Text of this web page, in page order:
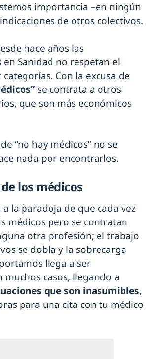
importancia –en ningún
de otros colectivos.
hace años las
Sanidad no respetan el
Con la excusa de
se contrata a otros
que son más económicos
“no hay médicos” no se
nada por encontrarlos.
los médicos
a la paradoja de que cada vez
médicos pero se contratan
otra profesión; el trabajo
se dobla y la sobrecarga
llega a ser
muchos casos, llegando a
que son inasumibles,
para una cita con tu médico